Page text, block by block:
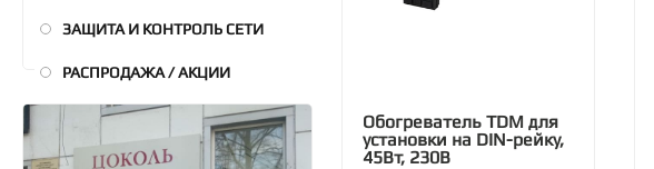
Обогреватель TDM для
установки на DIN-рейку,
45Вт, 230В
ЗАЩИТА И КОНТРОЛЬ СЕТИ
РАСПРОДАЖА / АКЦИИ